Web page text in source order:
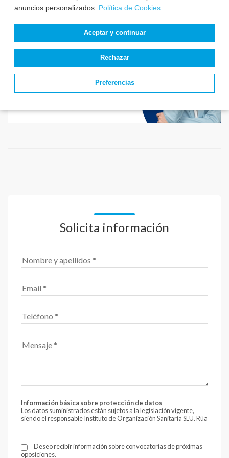
anuncios personalizados. Política de Cookies
Aceptar y continuar
Rechazar
Preferencias
Solicita información
Información básica sobre protección de datos
Los datos suministrados están sujetos a la legislación vigente,
siendo el responsable Instituto de Organización Sanitaria SLU. Rúa
legitimación el consentimiento que te solicitamos al recabar estos
Deseo recibir información sobre convocatorias de próximas
oposiciones.